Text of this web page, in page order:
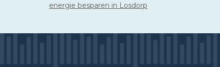
energie besparen in Losdorp